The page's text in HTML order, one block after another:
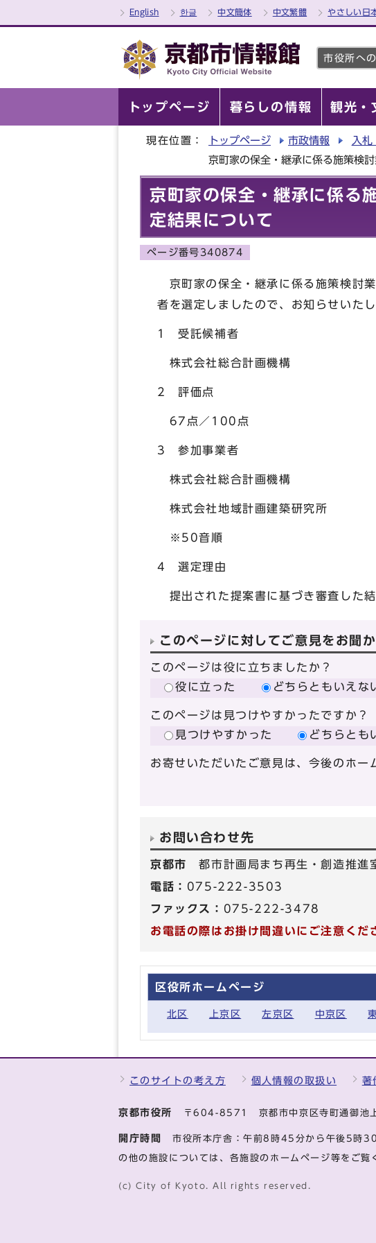
English 한글 中文簡体 中文繁體 やさしい日
市役所へ
トップページ 暮らしの情報 観光・
現在位置： トップページ 市政情報 入札
京町家の保全・継承に係る施策検
京町家の保全・継承に係る
定結果について
ページ番号340874
京町家の保全・継承に係る施策検討
者を選定しましたので、お知らせいたし
1 受託候補者
株式会社総合計画機構
2 評価点
67点／100点
3 参加事業者
株式会社総合計画機構
株式会社地域計画建築研究所
※50音順
4 選定理由
提出された提案書に基づき審査した
このページに対してご意見をお聞
このページは役に立ちましたか？
役に立った
どちらともいえな
このページは見つけやすかったですか？
見つけやすかった
どちらとも
お寄せいただいたご意見は、今後のホー
お問い合わせ先
京都市都市計画局まち再生・創造推進
電話： 075-222-3503
ファックス： 075-222-3478
お電話の際はお掛け間違いにご注意くだ
区役所ホームページ
北区 上京区 左京区 中京区
このサイトの考え方 個人情報の取扱い 著
京都市役所 〒604-8571 京都市中京区寺町通御池
開庁時間 市役所本庁舎：午前8時45分から午後5時
の他の施設については、各施設のホームページ等をご覧
(c) City of Kyoto. All rights reserved.